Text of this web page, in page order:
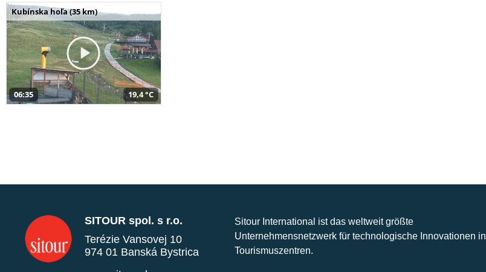
Kubínska hoľa (35 km)
06:35 19,4 °C
SITOUR spol. s r.o.
Terézie Vansovej 10
974 01 Banská Bystrica
Sitour International ist das weltweit größte
Unternehmensnetzwerk für technologische Innovationen in
Tourismuszentren.